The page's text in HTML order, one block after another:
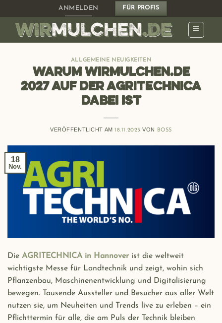
Inhalt
springen
ANMELDEN FÜR PROFIS
ALLGEMEINE NEUIGKEITEN
Warum Wirmulchen.de
2027 auf der AGRITECHNICA
dabei ist
VERÖFFENTLICHT AM18.11.2025 VON BOSS
18
Nov.
Die AGRITECHNICA in Hannover ist die weltweit
wichtigste Messe für Landtechnik und zeigt, wohin sich
Pflanzenbau, Maschinenentwicklung und Digitalisierung
bewegen. Tausende Aussteller und Besucher aus aller Welt
nutzen sie, um Neuheiten und Trends live zu erleben – ein
Pflichttermin für alle, die am Puls der Technik bleiben